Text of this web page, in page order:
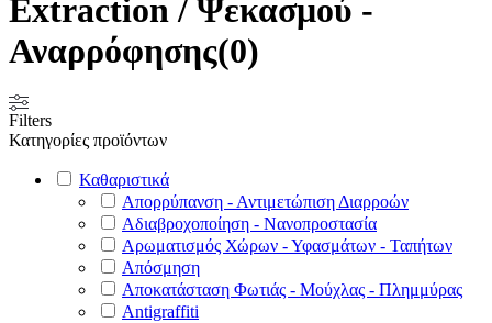
Extraction / Ψεκασμού -
Αναρρόφησης(0)
Filters
Κατηγορίες προϊόντων
Καθαριστικά
Απορρύπανση - Αντιμετώπιση Διαρροών
Αδιαβροχοποίηση - Νανοπροστασία
Αρωματισμός Χώρων - Υφασμάτων - Ταπήτων
Απόσμηση
Αποκατάσταση Φωτιάς - Μούχλας - Πλημμύρας
Antigraffiti